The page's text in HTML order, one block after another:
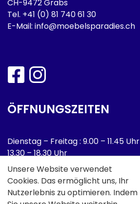
CH-9472 Grabs
Tel. +41 (0) 81 740 61 30
E-Mail: info@moebelsparadies.ch
ÖFFNUNGSZEITEN
Dienstag – Freitag : 9.00 – 11.45 Uhr
13.30 – 18.30 Uhr
Samstag : 9.00 – 16.00 Uhr
Montag : Geschlossen
Unsere Website verwendet
Cookies. Das ermöglicht uns, Ihr
Nutzerlebnis zu optimieren. Indem